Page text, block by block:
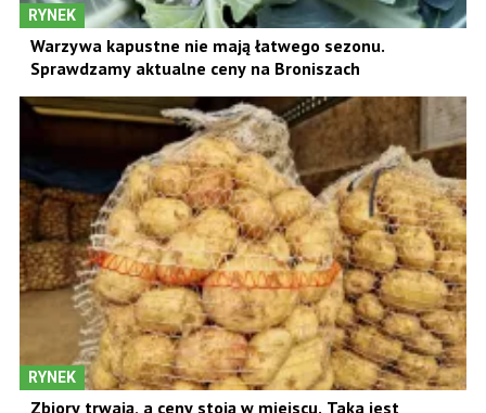
RYNEK
Warzywa kapustne nie mają łatwego sezonu.
Sprawdzamy aktualne ceny na Broniszach
RYNEK
Zbiory trwają, a ceny stoją w miejscu. Taka jest